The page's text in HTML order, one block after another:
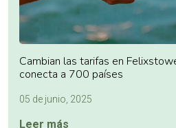
Cambian las tarifas en
conecta a 700 países
05 de junio, 2025
Leer más